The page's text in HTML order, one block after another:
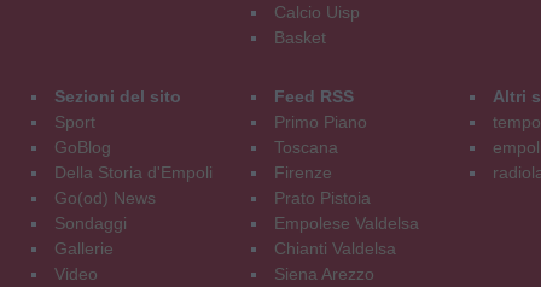
Calcio Uisp
Basket
Sezioni del sito
Sport
GoBlog
Della Storia d'Empoli
Go(od) News
Sondaggi
Gallerie
Video
Feed RSS
Primo Piano
Toscana
Firenze
Prato Pistoia
Empolese Valdelsa
Chianti Valdelsa
Siena Arezzo
Altri